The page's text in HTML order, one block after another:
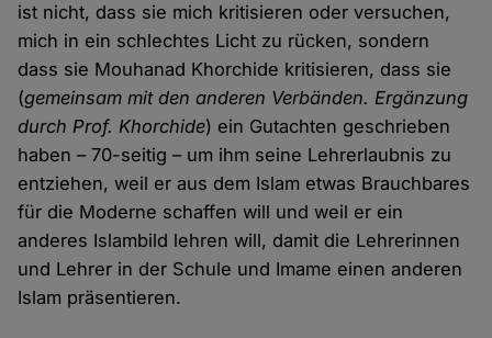
ist nicht, dass sie mich kritisieren oder versuchen,
mich in ein schlechtes Licht zu rücken, sondern
dass sie Mouhanad Khorchide kritisieren, dass sie
(gemeinsam mit den anderen Verbänden. Ergänzung
durch Prof. Khorchide) ein Gutachten geschrieben
haben – 70-seitig – um ihm seine Lehrerlaubnis zu
entziehen, weil er aus dem Islam etwas Brauchbares
für die Moderne schaffen will und weil er ein
anderes Islambild lehren will, damit die Lehrerinnen
und Lehrer in der Schule und Imame einen anderen
Islam präsentieren.